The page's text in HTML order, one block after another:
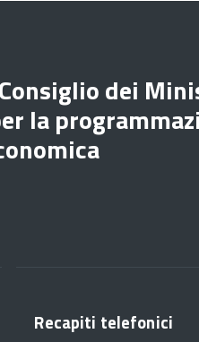
dei
la
Recapiti telefonici